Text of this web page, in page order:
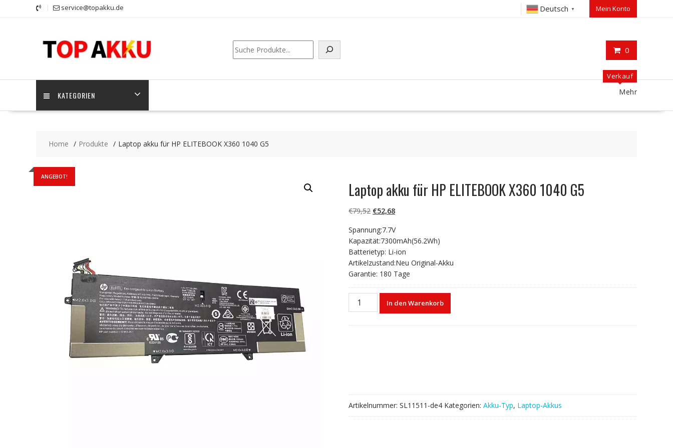
service@topakku.de Deutsch ▼ Mein Konto
0
Suchen
KATEGORIEN
Verkauf
Mehr
Home Produkte Laptop akku für HP ELITEBOOK X360 1040 G5
ANGEBOT!
Laptop akku für HP ELITEBOOK X360 1040 G5
€79,52 Ursprünglicher
war:
€79,52
€52,68Aktueller
ist:
€52,68.
Spannung:7.7V
Kapazität:7300mAh(56.2Wh)
Batterietyp: Li-ion
Artikelzustand:Neu Original-Akku
Garantie: 180 Tage
Laptop
akku
In den Warenkorb
Artikelnummer: SL11511-de4 Kategorien: Akku-Typ, Laptop-Akkus